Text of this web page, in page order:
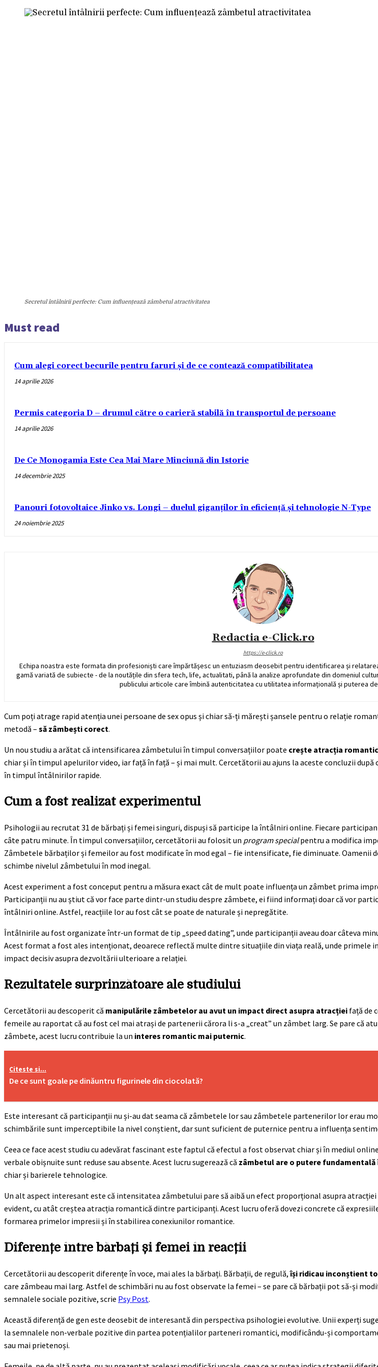
Secretul întâlnirii perfecte: Cum influențează zâmbetul atractivitatea
Must read
Cum alegi corect becurile pentru faruri și de ce contează compatibilitatea
14 aprilie 2026
Permis categoria D – drumul către o carieră stabilă în transportul de persoane
14 aprilie 2026
De Ce Monogamia Este Cea Mai Mare Minciună din Istorie
14 decembrie 2025
Panouri fotovoltaice Jinko vs. Longi – duelul giganților în eficiență și tehnologie N-Type
24 noiembrie 2025
Redactia e-Click.ro
https://e-click.ro
Echipa noastra este formata din profesioniști care împărtășesc un entuziasm deosebit pentru identificarea și
gamă variată de subiecte - de la noutățile din sfera tech, life, actualitati, până la analize aprofundate din domeniul
publicului articole care îmbină autenticitatea cu utilitatea informațională și puterea
Cum poți atrage rapid atenția unei persoane de sex opus și chiar să-ți mărești șansele pentru o relație
metodă – să zâmbești corect.
Un nou studiu a arătat că intensificarea zâmbetului în timpul conversațiilor poate crește atracția
chiar și în timpul apelurilor video, iar față în față – și mai mult. Cercetătorii au ajuns la aceste concluzii
în timpul întâlnirilor rapide.
Cum a fost realizat experimentul
Psihologii au recrutat 31 de bărbați și femei singuri, dispuși să participe la întâlniri online. Fiecare
câte patru minute. În timpul conversațiilor, cercetătorii au folosit un program specialpentru a modifica
Zâmbetele bărbaților și femeilor au fost modificate în mod egal – fie intensificate, fie diminuate. Oamenii
schimbe nivelul zâmbetului în mod inegal.
Acest experiment a fost conceput pentru a măsura exact cât de mult poate influența un zâmbet prima
Participanții nu au știut că vor face parte dintr-un studiu despre zâmbete, ei fiind informați doar că vor
întâlniri online. Astfel, reacțiile lor au fost cât se poate de naturale și nepregătite.
Întâlnirile au fost organizate într-un format de tip „speed dating”, unde participanții aveau doar câteva
Acest format a fost ales intenționat, deoarece reflectă multe dintre situațiile din viața reală, unde primele
impact decisiv asupra dezvoltării ulterioare a relației.
Rezultatele surprinzătoare ale studiului
Cercetătorii au descoperit că manipulările zâmbetelor au avut un impact direct asupra atracției față de
femeile au raportat că au fost cel mai atrași de partenerii cărora li s-a „creat” un zâmbet larg. Se pare că
zâmbete, acest lucru contribuie la un interes romantic mai puternic.
Citeste si...
De ce sunt goale pe dinăuntru figurinele din ciocolată?
Este interesant că participanții nu și-au dat seama că zâmbetele lor sau zâmbetele partenerilor lor erau
schimbările sunt imperceptibile la nivel conștient, dar sunt suficient de puternice pentru a influența
Ceea ce face acest studiu cu adevărat fascinant este faptul că efectul a fost observat chiar și în mediul
verbale obișnuite sunt reduse sau absente. Acest lucru sugerează că zâmbetul are o putere fundamentală
chiar și barierele tehnologice.
Un alt aspect interesant este că intensitatea zâmbetului pare să aibă un efect proporțional asupra
evident, cu atât creștea atracția romantică dintre participanți. Acest lucru oferă dovezi concrete că
formarea primelor impresii și în stabilirea conexiunilor romantice.
Diferențe între bărbați și femei în reacții
Cercetătorii au descoperit diferențe în voce, mai ales la bărbați. Bărbații, de regulă,își ridicau inconștient
care zâmbeau mai larg. Astfel de schimbări nu au fost observate la femei – se pare că bărbații pot să-și
semnalele sociale pozitive, scrie Psy Post.
Această diferență de gen este deosebit de interesantă din perspectiva psihologiei evolutive. Unii experți
la semnalele non-verbale pozitive din partea potențialilor parteneri romantici, modificându-și
sau mai prietenoși.